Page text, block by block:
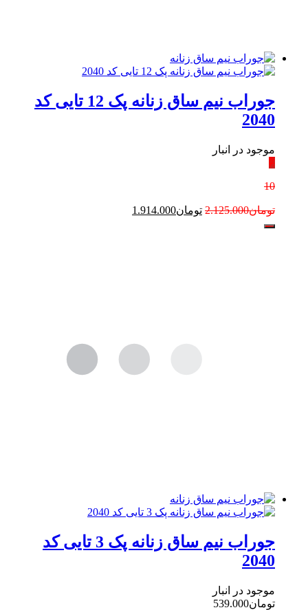
جوراب نیم ساق زنانه پک 12 تایی کد
2040
موجود در انبار
٪
10
تومان2.125.000 تومان1.914.000
جوراب نیم ساق زنانه پک 3 تایی کد
2040
موجود در انبار
تومان539.000